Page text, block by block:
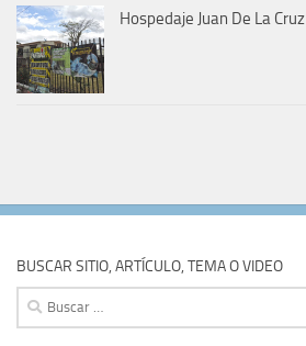
Hospedaje Juan De La Cruz
BUSCAR SITIO, ARTÍCULO, TEMA O VIDEO
Buscar: